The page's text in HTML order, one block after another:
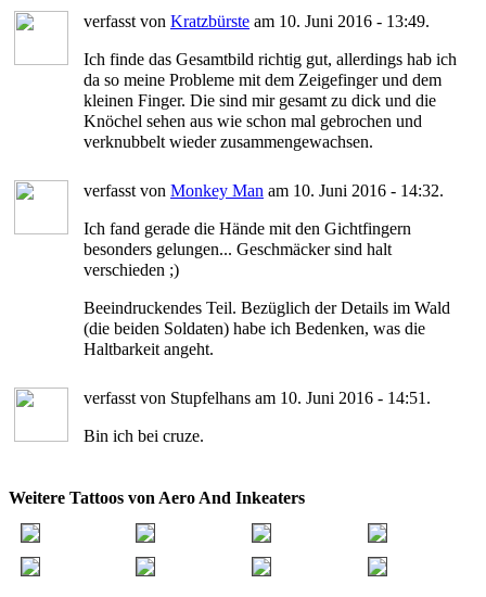
verfasst von Kratzbürste am 10. Juni 2016 - 13:49.
Ich finde das Gesamtbild richtig gut, allerdings hab ich
da so meine Probleme mit dem Zeigefinger und dem
kleinen Finger. Die sind mir gesamt zu dick und die
Knöchel sehen aus wie schon mal gebrochen und
verknubbelt wieder zusammengewachsen.
verfasst von Monkey Man am 10. Juni 2016 - 14:32.
Ich fand gerade die Hände mit den Gichtfingern
besonders gelungen... Geschmäcker sind halt
verschieden ;)
Beeindruckendes Teil. Bezüglich der Details im Wald
(die beiden Soldaten) habe ich Bedenken, was die
Haltbarkeit angeht.
verfasst von Stupfelhans am 10. Juni 2016 - 14:51.
Bin ich bei cruze.
Weitere Tattoos von Aero And Inkeaters